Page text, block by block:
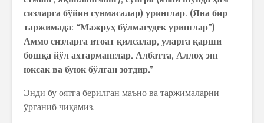
сизларга бўйин сунмасалар) уринглар. (Яна бир
таржимада: “Мажруҳ бўлмагудек уринглар”)
Аммо сизларга итоат қилсалар, уларга қарши
бошқа йўл ахтарманглар. Албатта, Аллоҳ энг
юксак ва буюк бўлган зотдир.”
Энди бу оятга берилган маъно ва таржималарни
ўрганиб чиқамиз.